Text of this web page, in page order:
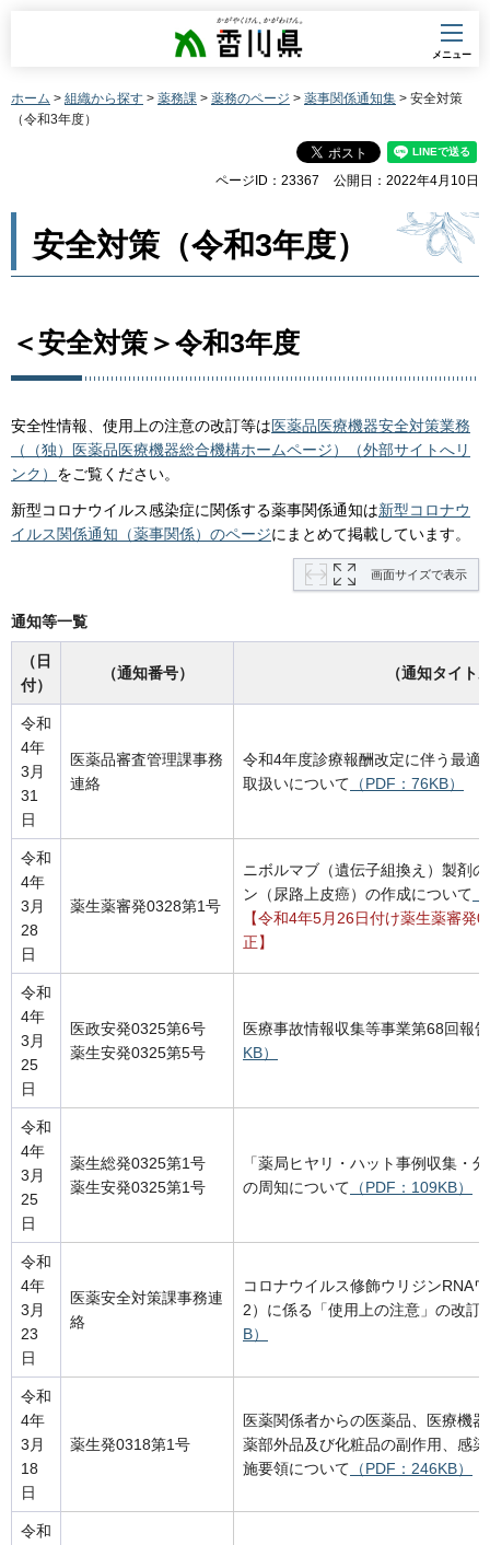
香川県
メニュー
ホーム > 組織から探す > 薬務課 > 薬務のページ > 薬事関係通知集 > 安全対策
（令和3年度）
ページID：23367 公開日：2022年4月10日
安全対策（令和3年度）
＜安全対策＞令和3年度
安全性情報、使用上の注意の改訂等は医薬品医療機器安全対策業務
（（独）医薬品医療機器総合機構ホームページ）（外部サイトへリ
ンク） をご覧ください。
新型コロナウイルス感染症に関係する薬事関係通知は新型コロナウ
イルス関係通知（薬事関係）のページにまとめて掲載しています。
画面サイズで表示
通知等一覧
（日
付）
（通知番号） （通知タイト
令和
4年
3月
31
日
医薬品審査管理課事務
連絡
令和4年度診療報酬改定に伴う最適
取扱いについて （PDF：76KB）
令和
4年
3月
28
日
薬生薬審発0328第1号
ニボルマブ（遺伝子組換え）製剤
ン（尿路上皮癌）の作成について
【令和4年5月26日付け薬生薬審発
正】
令和
4年
3月
25
日
医政安発0325第6号
薬生安発0325第5号
医療事故情報収集等事業第68回報
KB）
令和
4年
3月
25
日
薬生総発0325第1号
薬生安発0325第1号
「薬局ヒヤリ・ハット事例収集・
の周知について （PDF：109KB）
令和
4年
3月
23
日
医薬安全対策課事務連
絡
コロナウイルス修飾ウリジンRNA
2）に係る「使用上の注意」の改訂
B）
令和
4年
3月
18
日
薬生発0318第1号
医薬関係者からの医薬品、医療機
薬部外品及び化粧品の副作用、感
施要領について （PDF：246KB）
令和